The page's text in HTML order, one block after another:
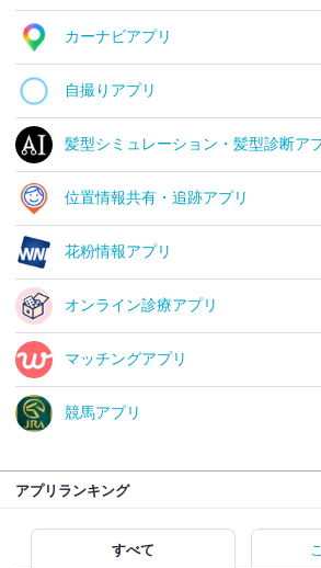
カーナビアプリ
自撮りアプリ
髪型シミュレーション・髪型診断ア
位置情報共有・追跡アプリ
花粉情報アプリ
オンライン診療アプリ
マッチングアプリ
競馬アプリ
アプリランキング
すべて